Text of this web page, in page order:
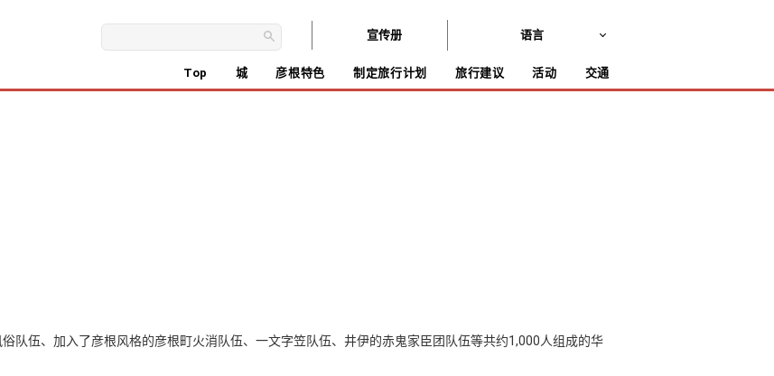
宣传册 语言
Top 城 彦根特色 制定旅行计划 旅行建议 活动 交通
队伍、加入了彦根风格的彦根町火消队伍、一文字笠队伍、井伊的赤鬼家臣团队伍等共约1,000人组成的华